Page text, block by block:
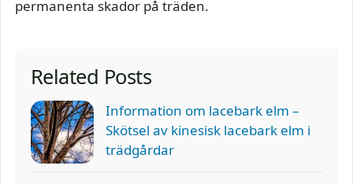
permanenta skador på träden.
Related Posts
Information om lacebark elm –
Skötsel av kinesisk lacebark elm i
trädgårdar